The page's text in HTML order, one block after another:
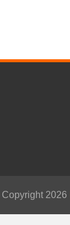
Copyright 2026